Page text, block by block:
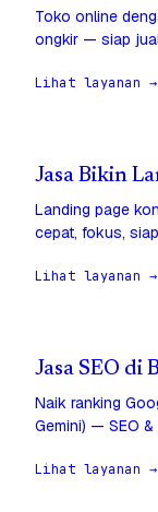
Toko online
ongkir — siap
Lihat layanan →
Jasa Bikin
Landing page
cepat, fokus,
Lihat layanan →
Jasa SEO di
Naik ranking
Gemini) — SEO &
Lihat layanan →